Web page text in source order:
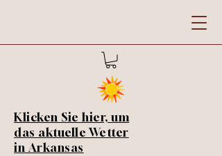
Klicken Sie hier, um
das aktuelle Wetter
in Arkansas